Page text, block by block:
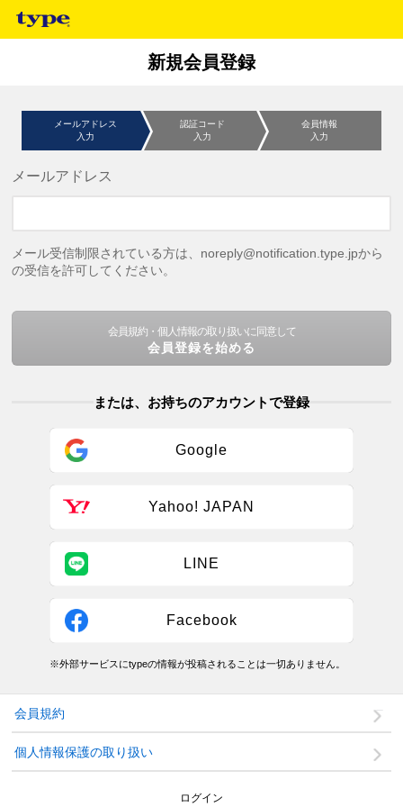
新規会員登録
メールアドレス
入力
認証コード
入力
会員情報
入力
メールアドレス
メール受信制限されている方は、noreply@notification.type.jpから
の受信を許可してください。
会員規約・個人情報の取り扱いに同意して
会員登録を始める
または、お持ちのアカウントで登録
Google
Yahoo! JAPAN
LINE
Facebook
※外部サービスにtypeの情報が投稿されることは一切ありません。
会員規約
個人情報保護の取り扱い
ログイン